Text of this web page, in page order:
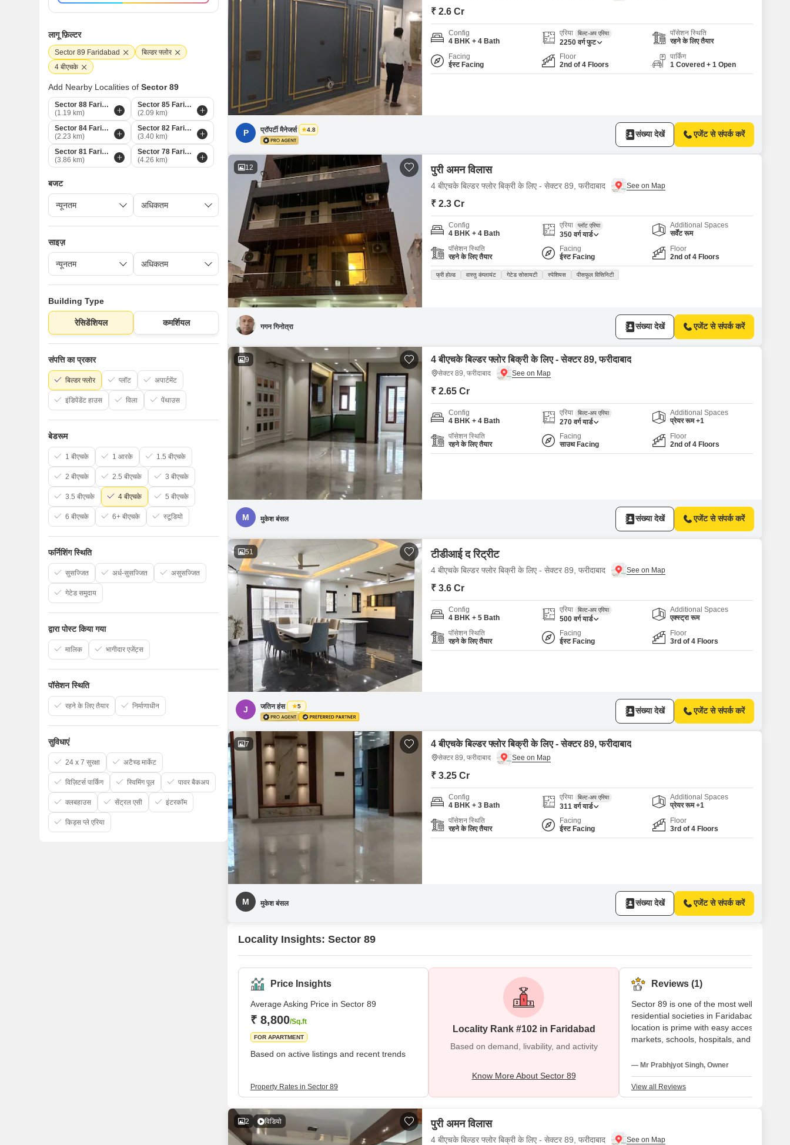
False Ceiling Design
TV Unit Design
Wall Paint Design
Wall Design
Window Design
Tiles Design
Kitchen False Ceiling Design
Staircase Design
Door Design
Crockery Unit Design
Study Room Design
Mortgage Partnerships
SuperAgent Pro
₹ 2.6 Cr
Config
4 BHK + 4 Bath
एरिया बिल्ट-अप एरिया
2250 वर्ग फुट
पॉसेशन स्थिति
रहने के लिए तैयार
Facing
ईस्ट Facing
Floor
2nd of 4 Floors
पार्किंग
1 Covered + 1 Open
P प्रॉपर्टी मैनेजर्स 4.8 संख्या देखें एजेंट से संपर्क करें
12 पुरी अमन विलास
4 बीएचके बिल्डर फ्लोर बिक्री के लिए - सेक्टर 89, फरीदाबाद
₹ 2.3 Cr
Config
4 BHK + 4 Bath
एरिया प्लॉट एरिया
350 वर्ग यार्ड
Additional Spaces
सर्वेंट रूम
पॉसेशन स्थिति
रहने के लिए तैयार
Facing
ईस्ट Facing
Floor
2nd of 4 Floors
फ्री होल्ड वास्तु कंप्लायंट गेटेड सोसायटी स्पेशियस पीसफुल विसिनिटी
गगन गिनोत्रा संख्या देखें एजेंट से संपर्क करें
9 4 बीएचके बिल्डर फ्लोर बिक्री के लिए - सेक्टर 89, फरीदाबाद
सेक्टर 89, फरीदाबाद
₹ 2.65 Cr
Config
4 BHK + 4 Bath
एरिया बिल्ट-अप एरिया
270 वर्ग यार्ड
Additional Spaces
प्रेयर रूम +1
पॉसेशन स्थिति
रहने के लिए तैयार
Facing
साउथ Facing
Floor
2nd of 4 Floors
M मुकेश बंसल संख्या देखें एजेंट से संपर्क करें
51 टीडीआई द रिट्रीट
4 बीएचके बिल्डर फ्लोर बिक्री के लिए - सेक्टर 89, फरीदाबाद
₹ 3.6 Cr
Config
4 BHK + 5 Bath
एरिया बिल्ट-अप एरिया
500 वर्ग यार्ड
Additional Spaces
एक्स्ट्रा रूम
पॉसेशन स्थिति
रहने के लिए तैयार
Facing
ईस्ट Facing
Floor
3rd of 4 Floors
J जतिन हंस 5 संख्या देखें एजेंट से संपर्क करें
7 4 बीएचके बिल्डर फ्लोर बिक्री के लिए - सेक्टर 89, फरीदाबाद
सेक्टर 89, फरीदाबाद
₹ 3.25 Cr
Config
4 BHK + 3 Bath
एरिया बिल्ट-अप एरिया
311 वर्ग यार्ड
Additional Spaces
प्रेयर रूम +1
पॉसेशन स्थिति
रहने के लिए तैयार
Facing
ईस्ट Facing
Floor
3rd of 4 Floors
M मुकेश बंसल संख्या देखें एजेंट से संपर्क करें
Locality Insights: Sector 89
Price Insights
Average Asking Price in Sector 89
₹ 8,800/Sq.ft
FOR APARTMENT
Based on active listings and recent trends
Property Rates in Sector 89
Locality Rank #102 in Faridabad
Based on demand, livability, and activity
Know More About Sector 89
Reviews (1)
Sector 89 is one of the most well-planned
residential societies in Faridabad. The
location is prime with easy access to
markets, schools, hospitals, and metro
society is clean, secure, and family-friendly
with 24/7 security, ample parking, and
maintained parks. Overall, it offers great
value for both residents and investors."
— Mr Prabhjyot Singh, Owner
View all Reviews
2 विडियो पुरी अमन विलास
4 बीएचके बिल्डर फ्लोर बिक्री के लिए - सेक्टर 89, फरीदाबाद
लागू फ़िल्टर
Sector 89 Faridabad
बिल्डर फ्लोर
4 बीएचके
Add Nearby Localities of Sector 89
Sector 88 Faridabad
(1.19 km)
Sector 85 Faridabad
(2.09 km)
Sector 84 Faridabad
(2.23 km)
Sector 82 Faridabad
(3.40 km)
Sector 81 Faridabad
(3.86 km)
Sector 78 Faridabad
(4.26 km)
बजट
साइज़
Building Type
रेसिडेंशियल कमर्शियल
संपत्ति का प्रकार
बिल्डर फ्लोर प्लॉट अपार्टमेंट
इंडिपेंडेंट हाउस विला पेंथाउस
बेडरूम
1 बीएचके 1 आरके 1.5 बीएचके
2 बीएचके 2.5 बीएचके 3 बीएचके
3.5 बीएचके 4 बीएचके 5 बीएचके
6 बीएचके 6+ बीएचके स्टूडियो
फर्निशिंग स्थिति
सुसज्जित अर्ध-सुसज्जित असुसज्जित
गेटेड समुदाय
द्वारा पोस्ट किया गया
मालिक भागीदार एजेंट्स
पॉसेशन स्थिति
रहने के लिए तैयार निर्माणाधीन
सुविधाएं
24 x 7 सुरक्षा अटैच्ड मार्केट
विज़िटर्स पार्किंग स्विमिंग पूल पावर बैकअप
क्लबहाउस सेंट्रल एसी इंटरकॉम
किड्स प्ले एरिया